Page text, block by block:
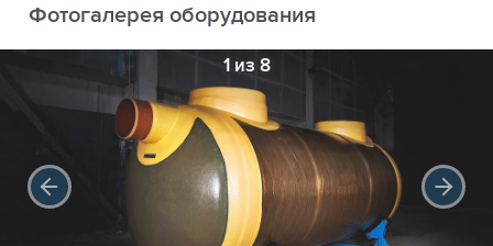
Фотогалерея оборудования
1 из 8